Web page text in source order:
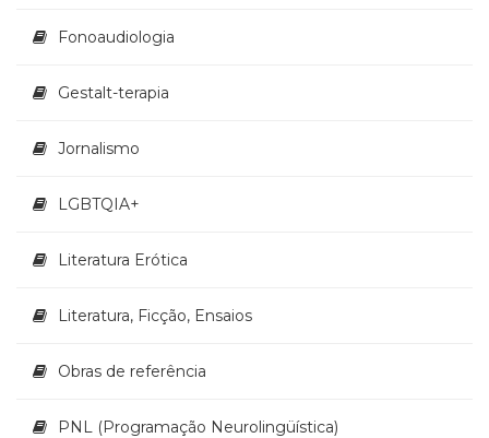
RH
Turismo
Prática
Fonoaudiologia
Gestalt-terapia
Jornalismo
LGBTQIA+
Literatura Erótica
Literatura, Ficção, Ensaios
Obras de referência
PNL (Programação Neurolingüística)